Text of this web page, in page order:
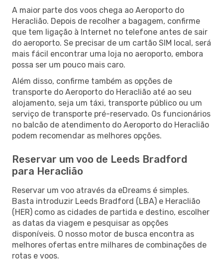
A maior parte dos voos chega ao Aeroporto do
Heraclião. Depois de recolher a bagagem, confirme
que tem ligação à Internet no telefone antes de sair
do aeroporto. Se precisar de um cartão SIM local, será
mais fácil encontrar uma loja no aeroporto, embora
possa ser um pouco mais caro.
Além disso, confirme também as opções de
transporte do Aeroporto do Heraclião até ao seu
alojamento, seja um táxi, transporte público ou um
serviço de transporte pré-reservado. Os funcionários
no balcão de atendimento do Aeroporto do Heraclião
podem recomendar as melhores opções.
Reservar um voo de Leeds Bradford
para Heraclião
Reservar um voo através da eDreams é simples.
Basta introduzir Leeds Bradford (LBA) e Heraclião
(HER) como as cidades de partida e destino, escolher
as datas da viagem e pesquisar as opções
disponíveis. O nosso motor de busca encontra as
melhores ofertas entre milhares de combinações de
rotas e voos.